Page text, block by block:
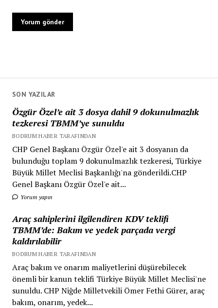
SON YAZILAR
Özgür Özel’e ait 3 dosya dahil 9 dokunulmazlık
tezkeresi TBMM’ye sunuldu
BODRUM HABER TARAFINDAN
CHP Genel Başkanı Özgür Özel'e ait 3 dosyanın da
bulunduğu toplam 9 dokunulmazlık tezkeresi, Türkiye
Büyük Millet Meclisi Başkanlığı'na gönderildi.CHP
Genel Başkanı Özgür Özel'e ait...
Yorum yapın
Araç sahiplerini ilgilendiren KDV teklifi
TBMM’de: Bakım ve yedek parçada vergi
kaldırılabilir
BODRUM HABER TARAFINDAN
Araç bakım ve onarım maliyetlerini düşürebilecek
önemli bir kanun teklifi Türkiye Büyük Millet Meclisi'ne
sunuldu. CHP Niğde Milletvekili Ömer Fethi Gürer, araç
bakım, onarım, yedek...